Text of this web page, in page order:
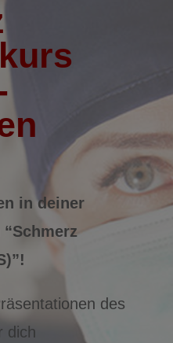
in deiner
des
dich